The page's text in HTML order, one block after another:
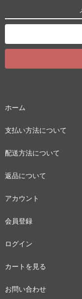
ホーム
支払い方法について
配送方法について
返品について
アカウント
会員登録
ログイン
カートを見る
お問い合わせ